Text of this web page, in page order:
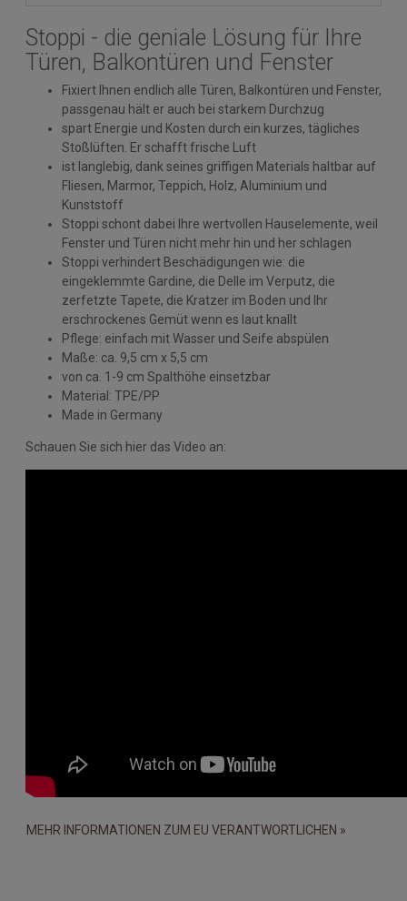
Stoppi - die geniale Lösung für Ihre
Türen, Balkontüren und Fenster
Fixiert Ihnen endlich alle Türen, Balkontüren und Fenster,
passgenau hält er auch bei starkem Durchzug
spart Energie und Kosten durch ein kurzes, tägliches
Stoßlüften. Er schafft frische Luft
ist langlebig, dank seines griffigen Materials haltbar auf
Fliesen, Marmor, Teppich, Holz, Aluminium und
Kunststoff
Stoppi schont dabei Ihre wertvollen Hauselemente, weil
Fenster und Türen nicht mehr hin und her schlagen
Stoppi verhindert Beschädigungen wie: die
eingeklemmte Gardine, die Delle im Verputz, die
zerfetzte Tapete, die Kratzer im Boden und Ihr
erschrockenes Gemüt wenn es laut knallt
Pflege: einfach mit Wasser und Seife abspülen
Maße: ca. 9,5 cm x 5,5 cm
von ca. 1-9 cm Spalthöhe einsetzbar
Material: TPE/PP
Made in Germany
Schauen Sie sich hier das Video an:
MEHR INFORMATIONEN ZUM EU VERANTWORTLICHEN »